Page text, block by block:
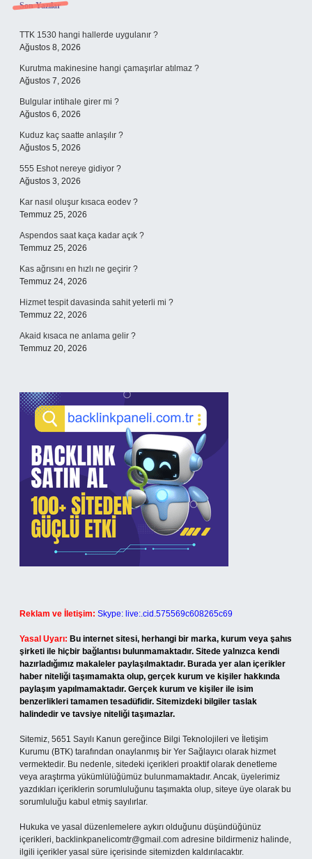
Sidebar
Son Yazılar
TTK 1530 hangi hallerde uygulanır ?
Ağustos 8, 2026
Kurutma makinesine hangi çamaşırlar atılmaz ?
Ağustos 7, 2026
Bulgular intihale girer mi ?
Ağustos 6, 2026
Kuduz kaç saatte anlaşılır ?
Ağustos 5, 2026
555 Eshot nereye gidiyor ?
Ağustos 3, 2026
Kar nasıl oluşur kısaca eodev ?
Temmuz 25, 2026
Aspendos saat kaça kadar açık ?
Temmuz 25, 2026
Kas ağrısını en hızlı ne geçirir ?
Temmuz 24, 2026
Hizmet tespit davasinda sahit yeterli mi ?
Temmuz 22, 2026
Akaid kısaca ne anlama gelir ?
Temmuz 20, 2026
Reklam ve İletişim: Skype: live:.cid.575569c608265c69
Yasal Uyarı: Bu internet sitesi, herhangi bir marka, kurum veya şahıs
şirketi ile hiçbir bağlantısı bulunmamaktadır. Sitede yalnızca kendi
hazırladığımız makaleler paylaşılmaktadır. Burada yer alan içerikler
haber niteliği taşımamakta olup, gerçek kurum ve kişiler hakkında
paylaşım yapılmamaktadır. Gerçek kurum ve kişiler ile isim
benzerlikleri tamamen tesadüfidir. Sitemizdeki bilgiler taslak
halindedir ve tavsiye niteliği taşımazlar.
Sitemiz, 5651 Sayılı Kanun gereğince Bilgi Teknolojileri ve İletişim
Kurumu (BTK) tarafından onaylanmış bir Yer Sağlayıcı olarak hizmet
vermektedir. Bu nedenle, sitedeki içerikleri proaktif olarak denetleme
veya araştırma yükümlülüğümüz bulunmamaktadır. Ancak, üyelerimiz
yazdıkları içeriklerin sorumluluğunu taşımakta olup, siteye üye olarak bu
sorumluluğu kabul etmiş sayılırlar.
Hukuka ve yasal düzenlemelere aykırı olduğunu düşündüğünüz
içerikleri, backlinkpanelicomtr@gmail.com adresine bildirmeniz halinde,
ilgili içerikler yasal süre içerisinde sitemizden kaldırılacaktır.